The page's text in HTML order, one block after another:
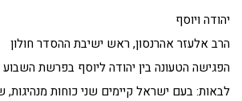
יהודה ויוסף
הרב אלעזר אהרנסון, ראש ישיבת ההסדר חולון
הפגישה הטעונה בין יהודה ליוסף בפרשת
לבאות: בעם ישראל קיימים שני כוחות